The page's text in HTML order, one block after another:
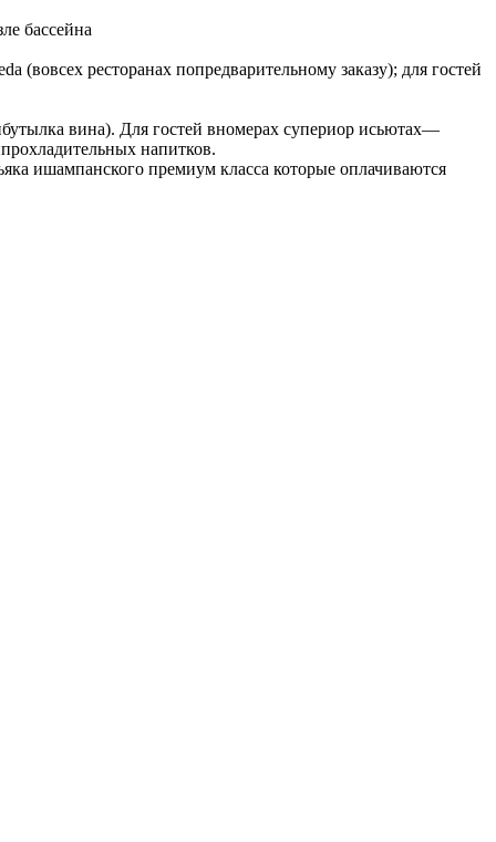
бассейна
(вовсех ресторанах попредварительному заказу); для гостей
вина). Для гостей вномерах супериор исьютах—
напитков.
ишампанского премиум класса которые оплачиваются